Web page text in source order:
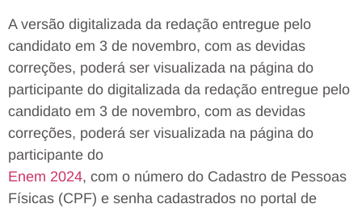
A versão digitalizada da redação entregue pelo
candidato em 3 de novembro, com as devidas
correções, poderá ser visualizada na página do
participante do digitalizada da redação entregue pelo
candidato em 3 de novembro, com as devidas
correções, poderá ser visualizada na página do
participante do
Enem 2024, com o número do Cadastro de Pessoas
Físicas (CPF) e senha cadastrados no portal de